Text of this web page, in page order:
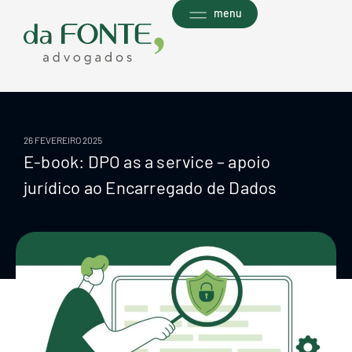
conteúdo
menu
26 FEVEREIRO 2025
E-book: DPO as a service – apoio
jurídico ao Encarregado de Dados